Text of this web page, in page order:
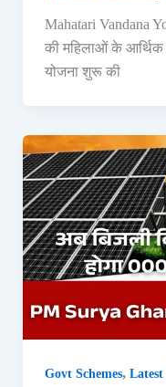
Mahatari Vandana
की महिलाओं के आर्थिक
योजना शुरू की
Govt Schemes, Latest